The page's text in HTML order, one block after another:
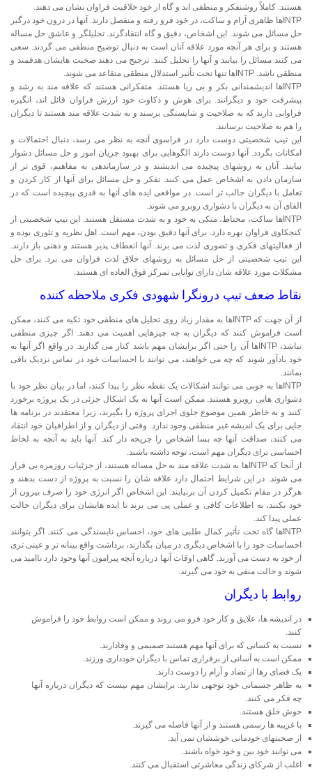
هستند. کاملاً روشنفکر و منطقی اند و گاه از خود خلاقیت فراوان نشان می دهند.
INTPها ظاهری آرام و ساكت، در خود فرو رفته و منفصل دارند. آنها در درون خود درگیر
حل مسائل می شوند. این اشخاص، دقیق و گاه انتقادگرند. تحلیلگر و عاشق حل مساله
هستند و برای هر آنچه مورد علاقه آنان است به دنبال توضیح منطقی می گردند. سعی
می کنند مسائل را بیابند و آنها را تحلیل کنند. ترجیح می دهند صحبت هایشان هدفمند و
منطقی باشد. INTPها تنها تحت تأثیر استدلال منطقی متقاعد می شوند.
INTPها اندیشمندانی بکر و بی ریا هستند. متفكرانی هستند كه علاقه مند به رشد و
پیشرفت خود و دیگرانند. برای هوش و ذکاوت خود ارزش فراوان قائل اند، انگیزه
فراوانی دارند که به صلاحیت و شایستگی برسند و به شدت علاقه مند هستند تا دیگران
را هم به صلاحیت برسانند.
این تیپ شخصیتی دوست دارد در فراسوی آنچه به نظر می رسد، دنبال احتمالات و
امکانات بگردد. آنها دوست دارند الگوهایی برای بهبود جریان امور و حل مسائل دشوار
بیابند. آنان به روشهای پیچیده می اندیشند و در سازماندهی به مفاهیم، قوی تر از
سازمان دادن به اشخاص عمل می کنند. تفكر و حل مسائل برای آنها از كار كردن و
تعامل با دیگران جالب تر است. در مواقعی ایده های آنها به قدری پیچیده است که در
القای آن به دیگران با دشواری روبرو می شوند.
INTPها ساکت، محتاط، متکی به خود و به شدت مستقل هستند. این تیپ شخصیتی از
کنجکاوی فراوان بهره دارد. برای آنها دقیق بودن، مهم است. اهل نظریه و تئوری بوده و
از فعالیتهای فکری و تصوری لذت می برند. آنها انعطاف پذیر هستند و ذهنی باز دارند.
این تیپ شخصیتی از حل مسائل به روشهای خلاق لذت فراوان می برد. برای حل
مشکلات مورد علاقه شان دارای توانایی تمرکز فوق العاده ای هستند.
نقاط ضعف تیپ درونگرا شهودی فکری ملاحظه کننده
از آن جهت که INTPها به مقدار زیاد روی تحلیل های منطقی خود تکیه می کنند، ممکن
است فراموش کنند که دیگران به چه چیزهایی اهمیت می دهند. اگر چیزی منطقی
نباشد، INTPها آن را حتی اگر برایشان مهم باشد کنار می گذارند. در واقع اگر آنها به
خود یادآور شوند که چه می خواهند، می توانند با احساسات خود در تماس نزدیک باقی
بمانند.
INTPها به خوبی می توانند اشکالات یک نقطه نظر را پیدا کنند، اما در بیان نظر خود با
دشواری هایی روبرو هستند. ممکن است آنها به یک اشکال جزئی در یک پروژه برخورد
کنند و به خاطر همین موضوع جلوی اجرای پروژه را بگیرند، زیرا معتقدند در برنامه ها
جایی برای یک اندیشه غیر منطقی وجود ندارد. وقتی از دیگران و از اطرافیان خود انتقاد
می کنند، صداقت آنها چه بسا اشخاص را جریحه دار کند. آنها باید به آنچه به لحاظ
احساسی برای دیگران مهم است، توجه داشته باشند.
از آنجا که INTPها به شدت علاقه مند به حل مساله هستند، از جزئیات روزمره بی قرار
می شوند. در این شرایط احتمال دارد علاقه شان را نسبت به پروژه از دست بدهند و
هرگز در مقام تکمیل کردن آن برنیایند. این اشخاص اگر انرژی خود را صرف بیرون از
خود بکنند، به اطلاعات کافی و عملی پی می برند تا ایده هایشان برای دیگران حالت
عملی پیدا کند.
INTPها گاه تحت تأثیر کمال طلبی های خود، احساس نابسندگی می کنند. اگر بتوانند
احساسات خود را با اشخاص دیگری در میان بگذارند، برداشت واقع بینانه تر و عینی تری
از خود به دست می آورند. گاهی اوقات آنها درباره آنچه پیرامون آنها وجود دارد ناامید می
شوند و حالت منفی به خود می گیرند.
روابط با دیگران
در اندیشه ها، علایق و کار خود فرو می روند و ممکن است روابط خود را فراموش
کنند.
نسبت به کسانی که برای آنها مهم هستند صمیمی و وفادارند.
ممکن است به آسانی از برقراری تماس با دیگران خودداری ورزند.
یک فضای رها از تضاد و آرام را دوست دارند.
به ظاهر جسمانی خود توجهی ندارند. برایشان مهم نیست که دیگران درباره آنها
چه فکر می کنند.
خوش خلق هستند.
با غریبه ها رسمی هستند و از آنها فاصله می گیرند.
از صحبتهای خودمانی خوششان نمی آید.
می توانند خود بین و خود خواه باشند.
اغلب از شرکای زندگی معاشرتی استقبال می کنند.